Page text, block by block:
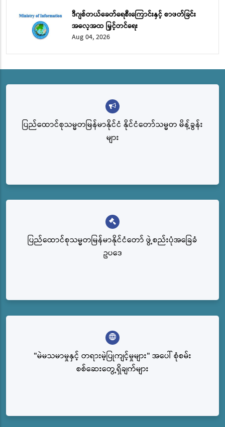
ဒီဂျစ်တယ်ခေတ်ရေစီးကြောင်းနှင့် စာဖတ်ခြင်း
အလေ့အထ မြှင့်တင်ရေး
Aug 04, 2026
ပြည်ထောင်စုသမ္မတမြန်မာနိုင်ငံ နိုင်ငံတော်သမ္မတ မိန့်ခွန်း
များ
ပြည်‌ထောင်စုသမ္မတမြန်မာနိုင်ငံတော် ဖွဲ့စည်းပုံအခြေခံ
ဥပဒေ
"မဲမသမာမှုနှင့် တရားမဲ့ပြုကျင့်မှုများ" အပေါ် စုံစမ်း
စစ်ဆေးတွေ့ရှိချက်များ